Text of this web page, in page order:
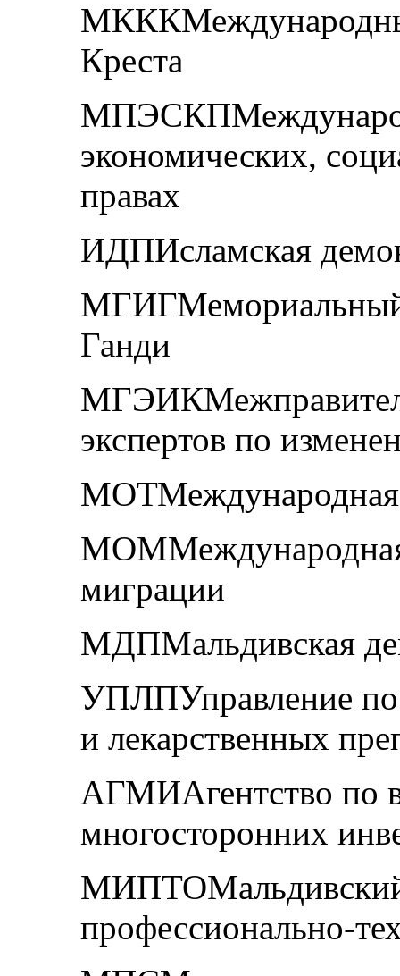
Креста
экономических,
правах
ИДПИсламская
Ганди
экспертов по
МОТМеждународная
МОММеждународная
миграции
МДПМальдивская
УПЛПУправление по
и лекарственных
АГМИАгентство по
многосторонних
МИПТОМальдивский
профессионально-